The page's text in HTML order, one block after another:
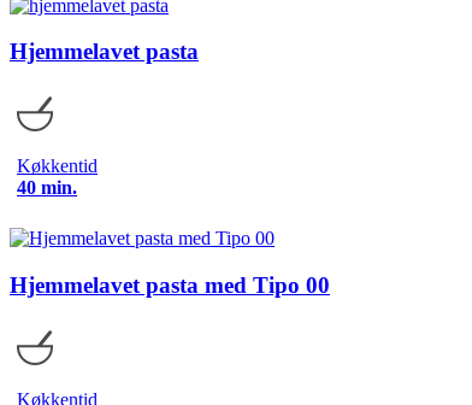
Hjemmelavet pasta
Køkkentid
40 min.
Hjemmelavet pasta med Tipo 00
Køkkentid